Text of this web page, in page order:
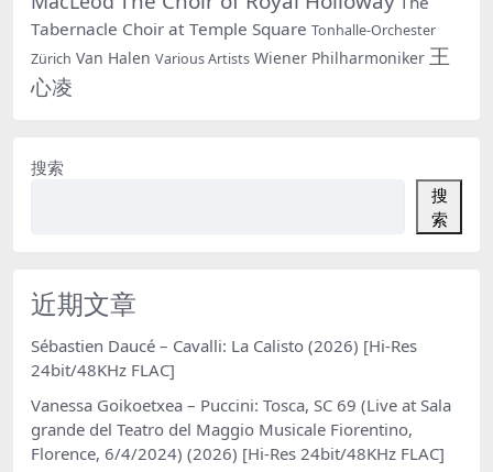
Tabernacle Choir at Temple Square Tonhalle-Orchester
Zürich Van Halen Various Artists Wiener Philharmoniker 王
心凌
搜索
搜
索
近期文章
Sébastien Daucé – Cavalli: La Calisto (2026) [Hi-Res
24bit/48KHz FLAC]
Vanessa Goikoetxea – Puccini: Tosca, SC 69 (Live at Sala
grande del Teatro del Maggio Musicale Fiorentino,
Florence, 6/4/2024) (2026) [Hi-Res 24bit/48KHz FLAC]